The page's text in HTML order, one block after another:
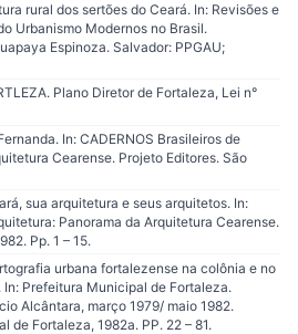
rural dos sertões do Ceará. In: Revisões e
Urbanismo Modernos no Brasil.
Espinoza. Salvador: PPGAU;
Plano Diretor de Fortaleza, Lei n°
In: CADERNOS Brasileiros de
Cearense. Projeto Editores. São
sua arquitetura e seus arquitetos. In:
Panorama da Arquitetura Cearense.
Pp. 1 – 15.
urbana fortalezense na colônia e no
Prefeitura Municipal de Fortaleza.
Alcântara, março 1979/ maio 1982.
de Fortaleza, 1982a. PP. 22 – 81.